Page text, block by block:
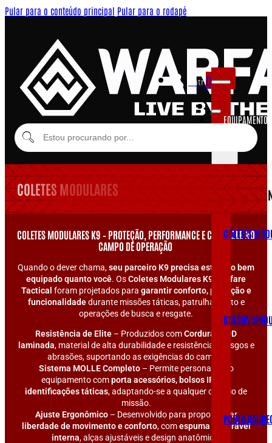
Pular para o conteúdo principal Pular para o rodapé
Entrar
0
EQUIPAMENTOS
COLETES
BOLSOS
PORTA
COLETES MODULARES
COLETES MODULARES K9 – PROTEÇÃO, PERFORMANCE E CONTROLE NO
CAMPO DE OPERAÇÃO
Quando o dever chama,seu parceiro K9 precisa estar tão bem
equipado quanto você. OsColetes Modulares K9 Warfare
Tactical foram projetados para garantir conforto, proteção e
funcionalidadedurante missões táticas, patrulhamento e
operações de busca e resgate.
Resistência de Elite – Produzidos comCordura 500D
laminada, material de alta durabilidade e resistência a rasgos e
abrasões, suportando as exigências do campo.
Sistema MOLLE Completo– Permite personalizar o
equipamento comporta acessórios, bolsos IFAK e
identificações táticas, adaptando-se a qualquer cenário de
missão.
Ajuste Ergonômico– Desenvolvido para proporcionar
liberdade de movimento e conforto, comespuma respirável
interna, alças ajustáveis e design anatômico.